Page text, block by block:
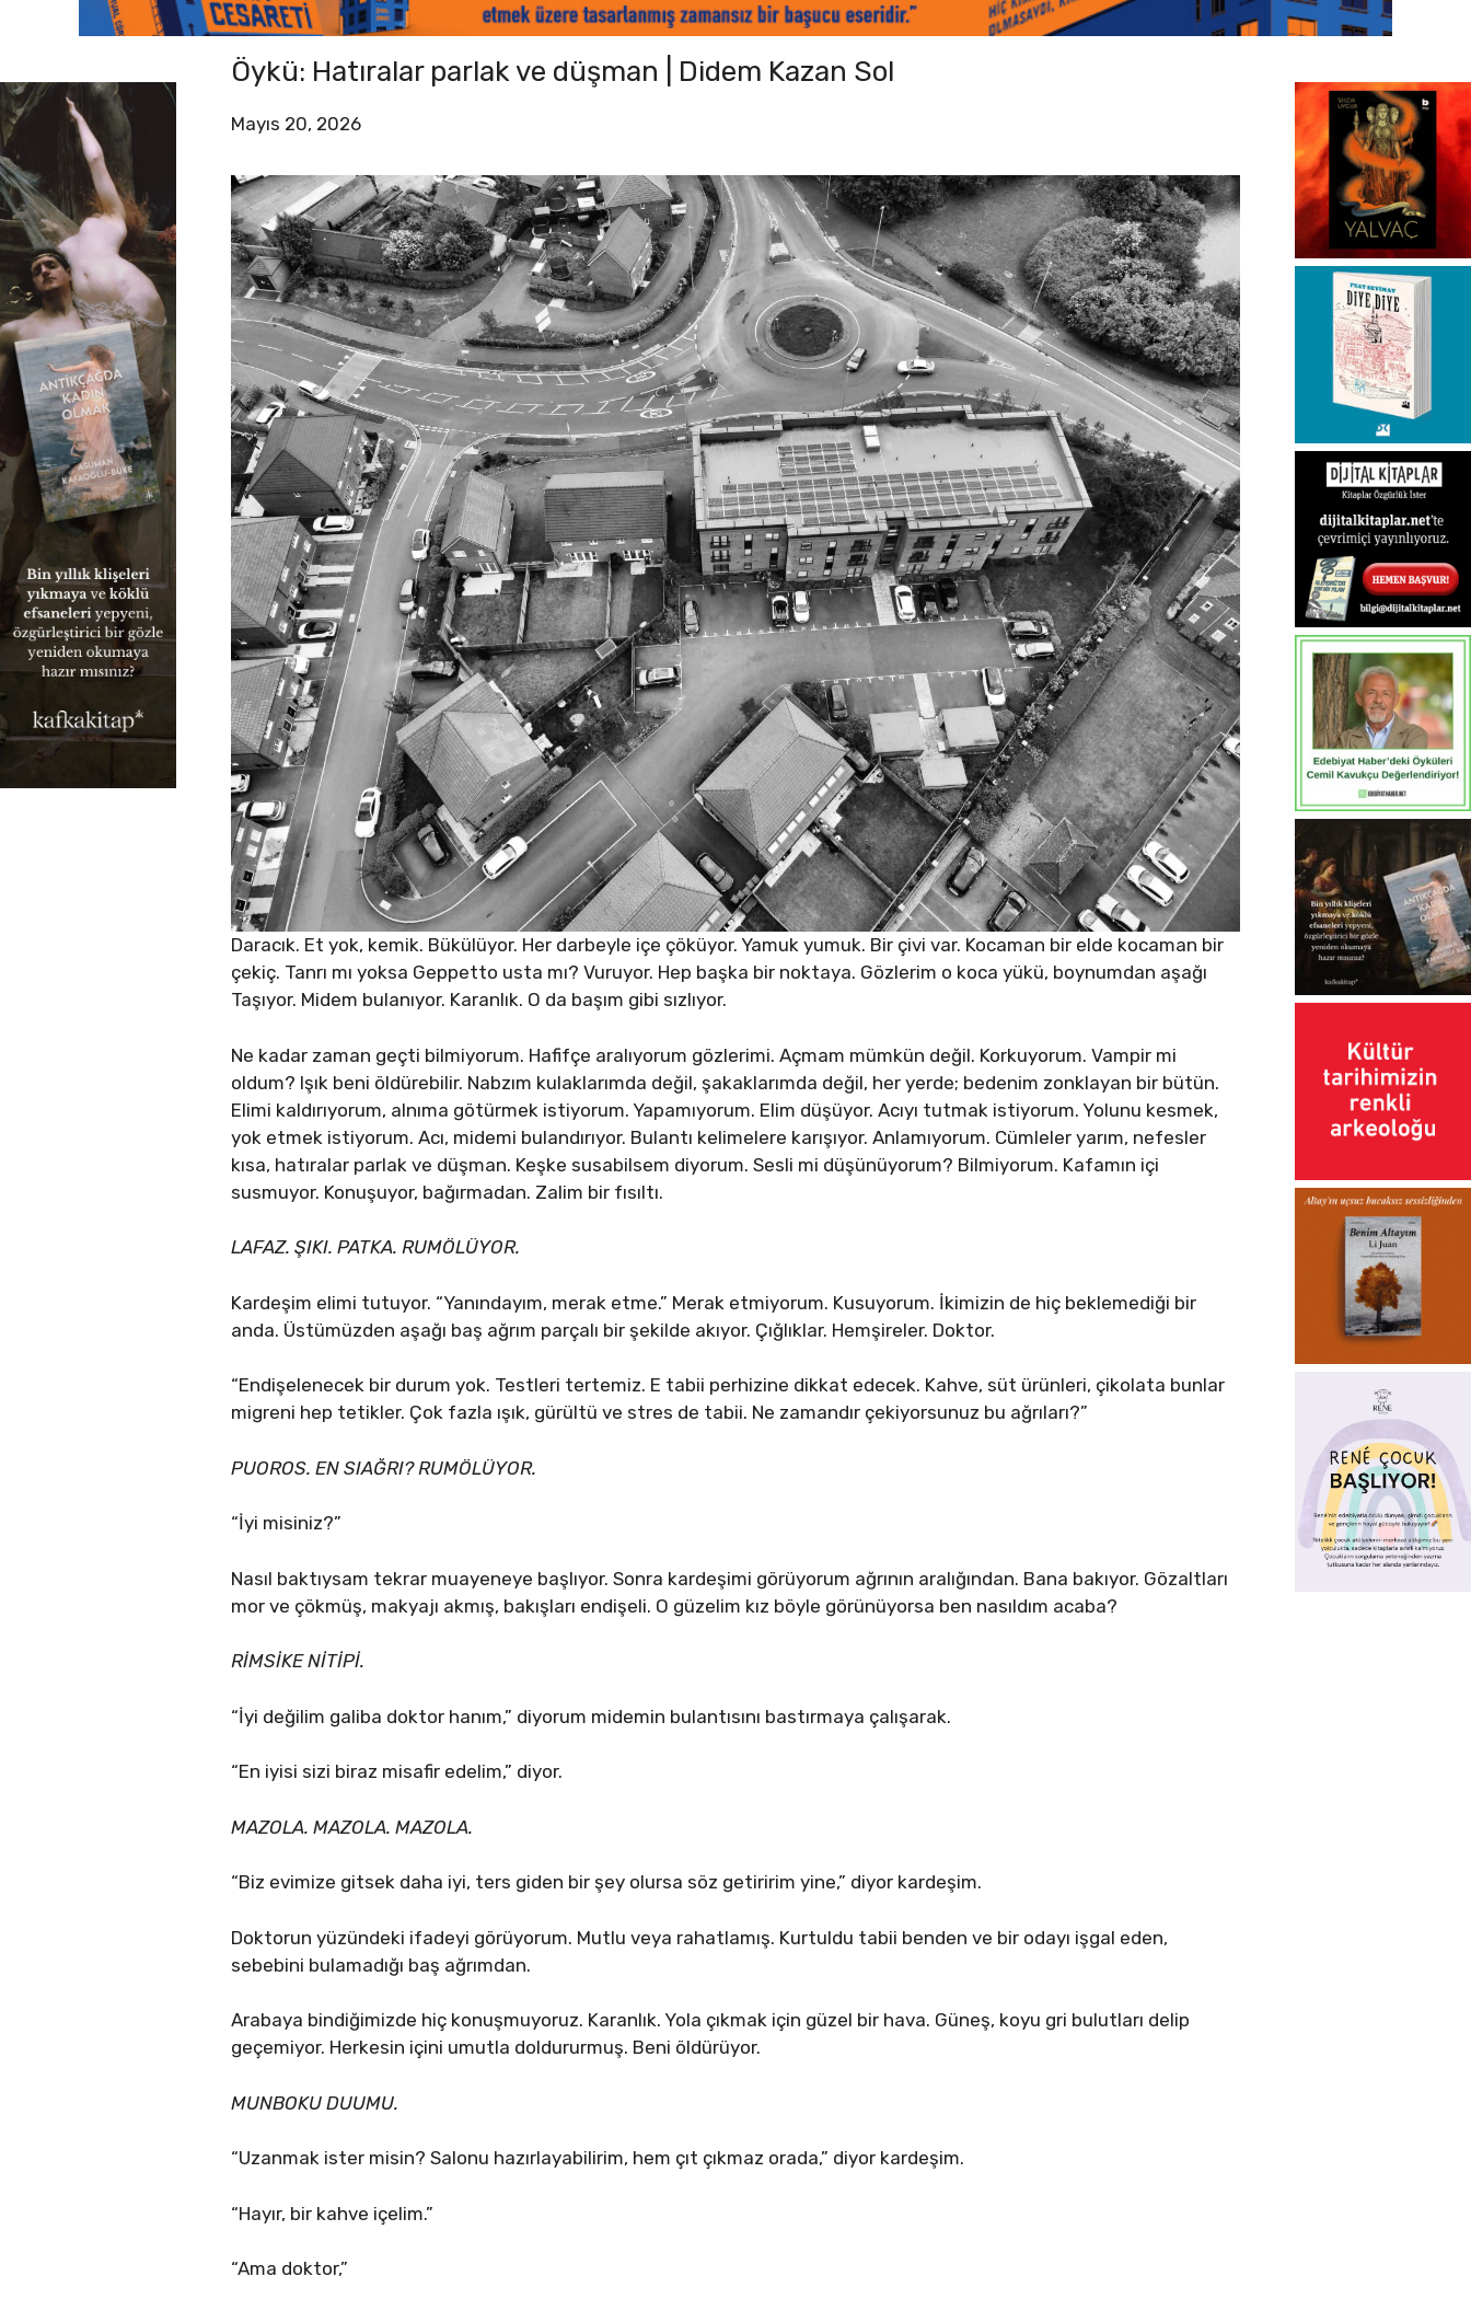
Öykü: Hatıralar parlak ve düşman | Didem Kazan Sol
Mayıs 20, 2026
Daracık. Et yok, kemik. Bükülüyor. Her darbeyle içe çöküyor. Yamuk yumuk. Bir çivi var. Kocaman bir elde kocaman bir
çekiç. Tanrı mı yoksa Geppetto usta mı? Vuruyor. Hep başka bir noktaya. Gözlerim o koca yükü, boynumdan aşağı
Taşıyor. Midem bulanıyor. Karanlık. O da başım gibi sızlıyor.
Ne kadar zaman geçti bilmiyorum. Hafifçe aralıyorum gözlerimi. Açmam mümkün değil. Korkuyorum. Vampir mi
oldum? Işık beni öldürebilir. Nabzım kulaklarımda değil, şakaklarımda değil, her yerde; bedenim zonklayan bir bütün.
Elimi kaldırıyorum, alnıma götürmek istiyorum. Yapamıyorum. Elim düşüyor. Acıyı tutmak istiyorum. Yolunu kesmek,
yok etmek istiyorum. Acı, midemi bulandırıyor. Bulantı kelimelere karışıyor. Anlamıyorum. Cümleler yarım, nefesler
kısa, hatıralar parlak ve düşman. Keşke susabilsem diyorum. Sesli mi düşünüyorum? Bilmiyorum. Kafamın içi
susmuyor. Konuşuyor, bağırmadan. Zalim bir fısıltı.
LAFAZ. ŞIKI. PATKA. RUMÖLÜYOR.
Kardeşim elimi tutuyor. “Yanındayım, merak etme.” Merak etmiyorum. Kusuyorum. İkimizin de hiç beklemediği bir
anda. Üstümüzden aşağı baş ağrım parçalı bir şekilde akıyor. Çığlıklar. Hemşireler. Doktor.
“Endişelenecek bir durum yok. Testleri tertemiz. E tabii perhizine dikkat edecek. Kahve, süt ürünleri, çikolata bunlar
migreni hep tetikler. Çok fazla ışık, gürültü ve stres de tabii. Ne zamandır çekiyorsunuz bu ağrıları?”
PUOROS. EN SIAĞRI? RUMÖLÜYOR.
“İyi misiniz?”
Nasıl baktıysam tekrar muayeneye başlıyor. Sonra kardeşimi görüyorum ağrının aralığından. Bana bakıyor. Gözaltları
mor ve çökmüş, makyajı akmış, bakışları endişeli. O güzelim kız böyle görünüyorsa ben nasıldım acaba?
RİMSİKE NİTİPİ.
“İyi değilim galiba doktor hanım,” diyorum midemin bulantısını bastırmaya çalışarak.
“En iyisi sizi biraz misafir edelim,” diyor.
MAZOLA. MAZOLA. MAZOLA.
“Biz evimize gitsek daha iyi, ters giden bir şey olursa söz getiririm yine,” diyor kardeşim.
Doktorun yüzündeki ifadeyi görüyorum. Mutlu veya rahatlamış. Kurtuldu tabii benden ve bir odayı işgal eden,
sebebini bulamadığı baş ağrımdan.
Arabaya bindiğimizde hiç konuşmuyoruz. Karanlık. Yola çıkmak için güzel bir hava. Güneş, koyu gri bulutları delip
geçemiyor. Herkesin içini umutla doldururmuş. Beni öldürüyor.
MUNBOKU DUUMU.
“Uzanmak ister misin? Salonu hazırlayabilirim, hem çıt çıkmaz orada,” diyor kardeşim.
“Hayır, bir kahve içelim.”
“Ama doktor,”